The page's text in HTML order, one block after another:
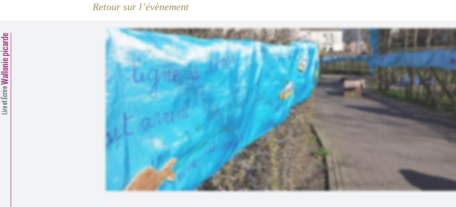
·
Bienvenue en Belgique
Retour sur l’évènement
Lire et Écrire
picarde